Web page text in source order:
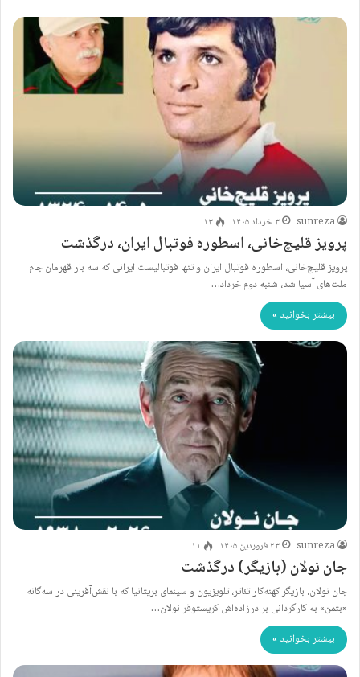
sunreza ۳ خرداد ۱۴۰۵ ۱۳
پرویز قلیچ‌خانی، اسطوره فوتبال ایران، درگذشت
پرویز قلیچ‌خانی، اسطوره فوتبال ایران و تنها فوتبالیست ایرانی که سه بار قهرمان جام
ملت‌های آسیا شد، شنبه دوم خرداد…
بیشتر بخوانید »
sunreza ۲۳ فروردین ۱۴۰۵ ۱۱
جان نولان (بازیگر) درگذشت
جان نولان، بازیگر کهنه‌کار تئاتر، تلویزیون و سینمای بریتانیا که با نقش‌آفرینی در سه‌گانه
«بتمن» به کارگردانی برادرزاده‌اش کریستوفر نولان…
بیشتر بخوانید »